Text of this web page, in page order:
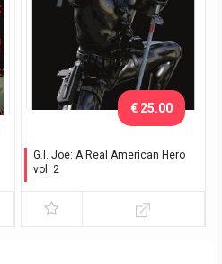
G.I. Joe: A Real American Hero
vol. 2
€ 25.00